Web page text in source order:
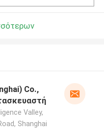
Co.,
Valley,
Shanghai